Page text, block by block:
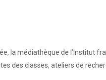
la médiathèque de l’Institut
des classes, ateliers de